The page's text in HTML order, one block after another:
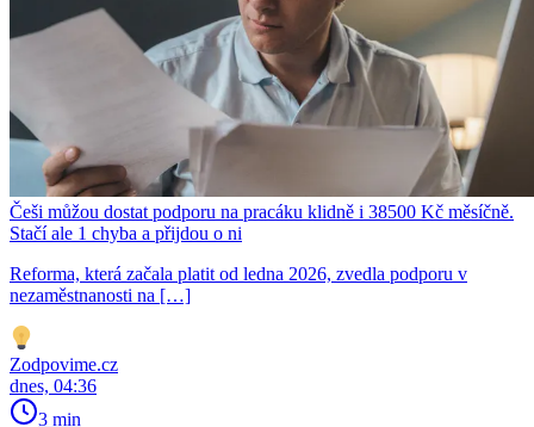
Češi můžou dostat podporu na pracáku klidně i 38500 Kč měsíčně.
Stačí ale 1 chyba a přijdou o ni
Reforma, která začala platit od ledna 2026, zvedla podporu v
nezaměstnanosti na […]
Zodpovime.cz
dnes, 04:36
3 min